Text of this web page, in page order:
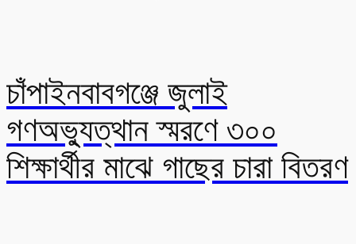
চাঁপাইনবাবগঞ্জে জুলাই
গণঅভ্যুত্থান স্মরণে ৩০০
শিক্ষার্থীর মাঝে গাছের চারা বিতরণ